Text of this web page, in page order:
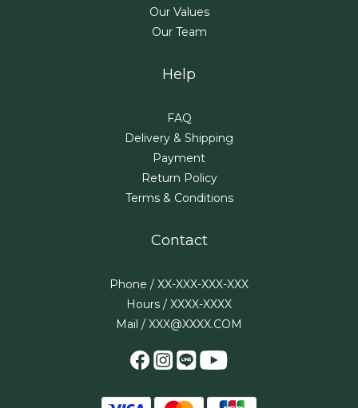
Our Values
Our Team
Help
FAQ
Delivery & Shipping
Payment
Return Policy
Terms & Conditions
Contact
Phone / XX-XXX-XXX-XXX
Hours / XXXX-XXXX
Mail / XXX@XXXX.COM